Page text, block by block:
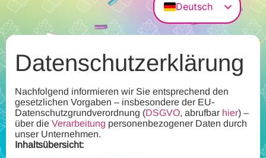
Deutsch
English (UK)
Français
Polski
Italiano
Datenschutzerklärung
Nachfolgend informieren wir Sie entsprechend den
gesetzlichen Vorgaben – insbesondere der EU-
Datenschutzgrundverordnung (DSGVO, abrufbar hier) –
über die Verarbeitung personenbezogener Daten durch
unser Unternehmen.
Inhaltsübersicht: